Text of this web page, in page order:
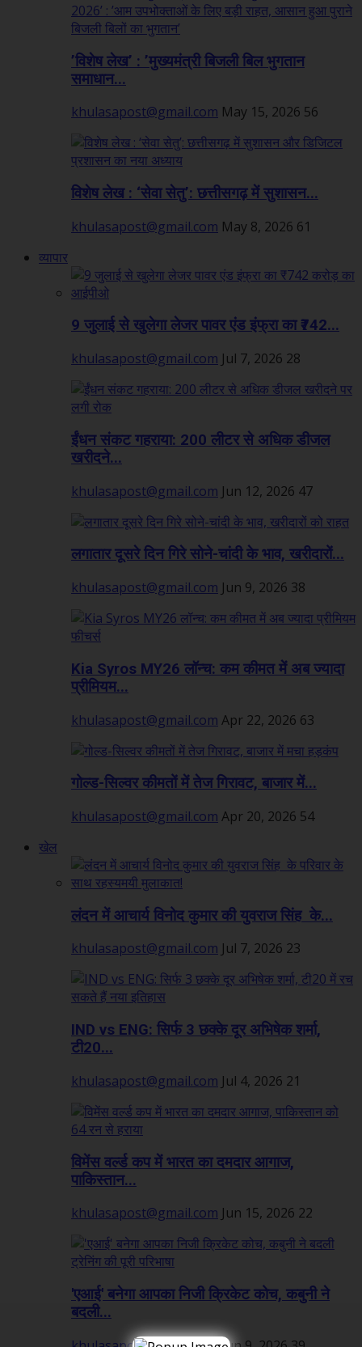
’विशेष लेख’ : ’मुख्यमंत्री बिजली बिल भुगतान
समाधान...
khulasapost@gmail.com May 15, 2026 56
विशेष लेख : ‘सेवा सेतु’: छत्तीसगढ़ में सुशासन...
khulasapost@gmail.com May 8, 2026 61
व्यापार
9 जुलाई से खुलेगा लेजर पावर एंड इंफ्रा का ₹742...
khulasapost@gmail.com Jul 7, 2026 28
ईंधन संकट गहराया: 200 लीटर से अधिक डीजल
खरीदने...
khulasapost@gmail.com Jun 12, 2026 47
लगातार दूसरे दिन गिरे सोने-चांदी के भाव, खरीदारों...
khulasapost@gmail.com Jun 9, 2026 38
Kia Syros MY26 लॉन्च: कम कीमत में अब ज्यादा
प्रीमियम...
khulasapost@gmail.com Apr 22, 2026 63
गोल्ड-सिल्वर कीमतों में तेज गिरावट, बाजार में...
khulasapost@gmail.com Apr 20, 2026 54
खेल
लंदन में आचार्य विनोद कुमार की युवराज सिंह के...
khulasapost@gmail.com Jul 7, 2026 23
IND vs ENG: सिर्फ 3 छक्के दूर अभिषेक शर्मा,
टी20...
khulasapost@gmail.com Jul 4, 2026 21
विमेंस वर्ल्ड कप में भारत का दमदार आगाज,
पाकिस्तान...
khulasapost@gmail.com Jun 15, 2026 22
'एआई' बनेगा आपका निजी क्रिकेट कोच, कबुनी ने
बदली...